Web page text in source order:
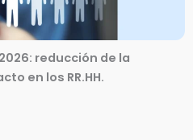
reducción de la
en los RR.HH.